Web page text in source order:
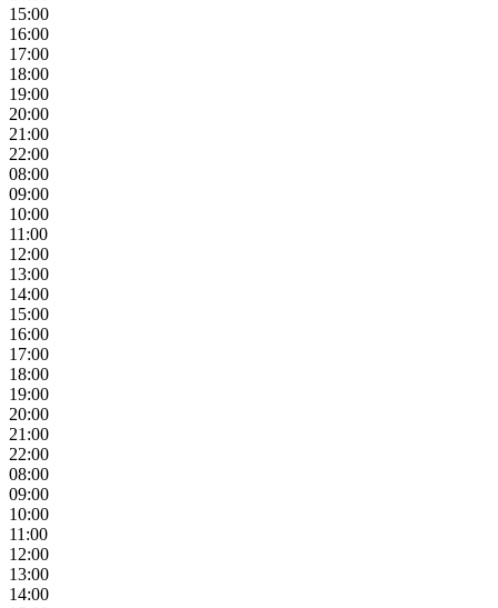
15:00
16:00
17:00
18:00
19:00
20:00
21:00
22:00
08:00
09:00
10:00
11:00
12:00
13:00
14:00
15:00
16:00
17:00
18:00
19:00
20:00
21:00
22:00
08:00
09:00
10:00
11:00
12:00
13:00
14:00